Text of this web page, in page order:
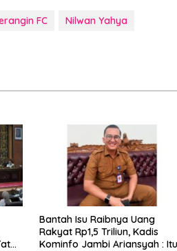
FC Nilwan Yahya
Bantah Isu Raibnya Uang
Rakyat Rp1,5 Triliun, Kadis
Kominfo Jambi Ariansyah : Itu